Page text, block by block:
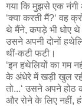
गया कि मुझसे एक
‘क्या करती मैं?‘ वह
थे मैंने, कपड़े भी धोए
उसने अपनी दोनों
थीं-कटी फटी।
‘इन हथेलियों का गम
के अंधेरे में खड़ी खुल
तो...‘ उसने अपने होठ
और रोने के लिए नहीं,